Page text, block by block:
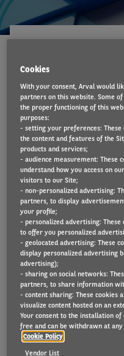
La nouvelle étude
Maturity Score, co-
Element-Arval Global
des enquêtes les
internationales
Elle évalue plus de 40
des véhicules
considération des
d’État, les
de constructeurs,
utilisant six
25%), le coût total de
Conducteurs
Cookies
With your consent, Arval would
partners on this website. Some
the proper functioning of this
purposes:
- setting your preferences:
the content and features of the
products and services;
- audience measurement: These
understand how you access on
visitors to our Site;
- non-personalized advertising:
partners, to display
your profile;
- personalized advertising:
to offer you personalized
- geolocated advertising: These
display personalized advertising
advertising);
- sharing on social networks:
partners, to share information
- content sharing: These
visualize content hosted on an
Your consent to the installation
free and can be withdrawn at
Cookie Policy
Vendor List